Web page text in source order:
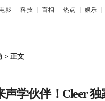
电影 科技 百相 热点 娱乐
>正文
声学伙伴！Cleer